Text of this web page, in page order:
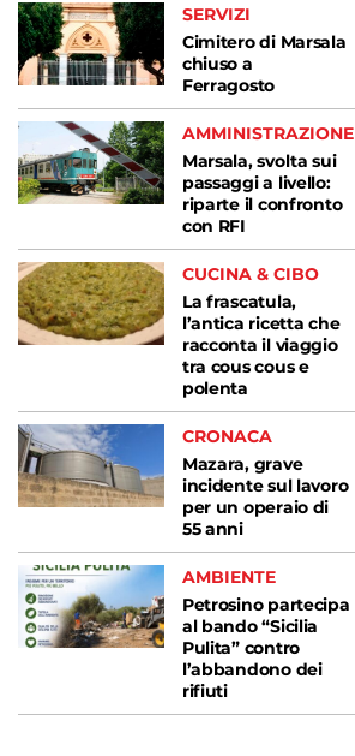
SERVIZI
Cimitero di Marsala
chiuso a
Ferragosto
AMMINISTRAZIONE
Marsala, svolta sui
passaggi a livello:
riparte il confronto
con RFI
CUCINA & CIBO
La frascatula,
l’antica ricetta che
racconta il viaggio
tra cous cous e
polenta
CRONACA
Mazara, grave
incidente sul lavoro
per un operaio di
55 anni
AMBIENTE
Petrosino partecipa
al bando “Sicilia
Pulita” contro
l’abbandono dei
rifiuti